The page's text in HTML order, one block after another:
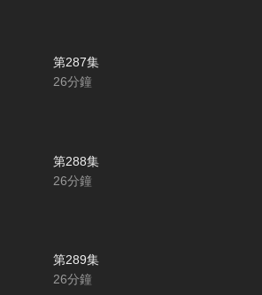
第287集
26分鐘
第288集
26分鐘
第289集
26分鐘